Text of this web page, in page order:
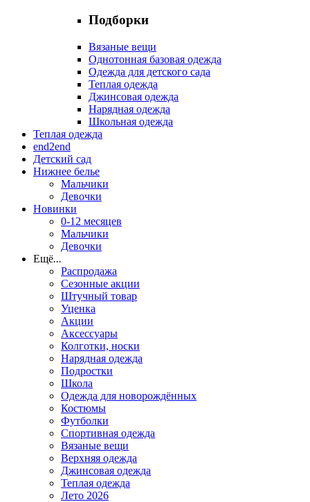
Подборки
Вязаные вещи
Однотонная базовая одежда
Одежда для детского сада
Теплая одежда
Джинсовая одежда
Нарядная одежда
Школьная одежда
Теплая одежда
end2end
Детский сад
Нижнее белье
Мальчики
Девочки
Новинки
0-12 месяцев
Мальчики
Девочки
Ещё...
Распродажа
Сезонные акции
Штучный товар
Уценка
Акции
Аксессуары
Колготки, носки
Нарядная одежда
Подростки
Школа
Одежда для новорождённых
Костюмы
Футболки
Спортивная одежда
Вязаные вещи
Верхняя одежда
Джинсовая одежда
Теплая одежда
Лето 2026